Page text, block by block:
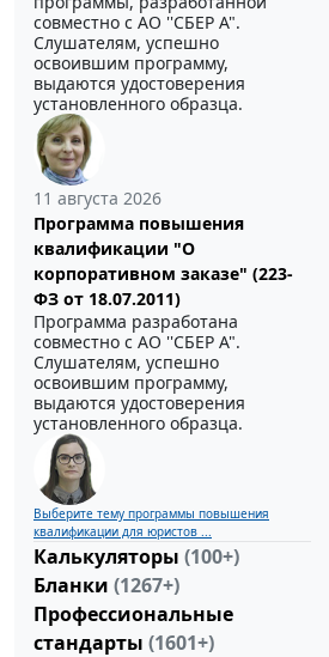
совместно с АО ''СБЕР А".
Слушателям, успешно
освоившим программу,
выдаются удостоверения
установленного образца.
11 августа 2026
Программа повышения
квалификации "О
корпоративном заказе" (223-
ФЗ от 18.07.2011)
Программа разработана
совместно с АО ''СБЕР А".
Слушателям, успешно
освоившим программу,
выдаются удостоверения
установленного образца.
Выберите тему программы повышения
квалификации для юристов ...
Калькуляторы (100+)
Бланки (1267+)
Профессиональные
стандарты (1601+)